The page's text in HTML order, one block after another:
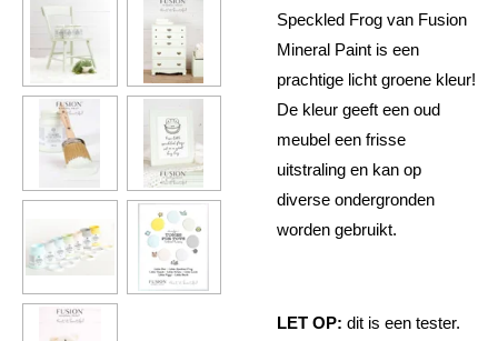
Speckled Frog van Fusion
Mineral Paint is een
prachtige licht groene kleur!
De kleur geeft een oud
meubel een frisse
uitstraling en kan op
diverse ondergronden
worden gebruikt.
LET OP: dit is een tester.